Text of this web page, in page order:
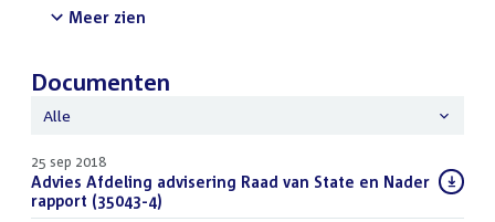
Meer zien
Documenten
Alle
25 sep 2018
Download
bestand:
Advies Afdeling advisering Raad van State en Nader
rapport (35043-4)